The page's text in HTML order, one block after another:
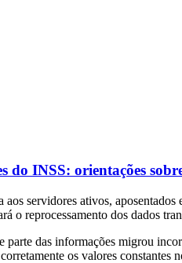
do INSS: orientações
servidores ativos, aposentados
o reprocessamento dos dados
das informações migrou
os valores constantes